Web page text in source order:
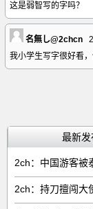
这是弱智写的字吗？
名無し@2chcn
我小学生写字很好看
最新发
2ch：中国游客被